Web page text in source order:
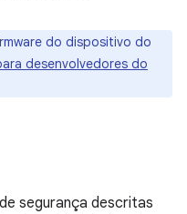
do dispositivo do
desenvolvedores do
segurança descritas